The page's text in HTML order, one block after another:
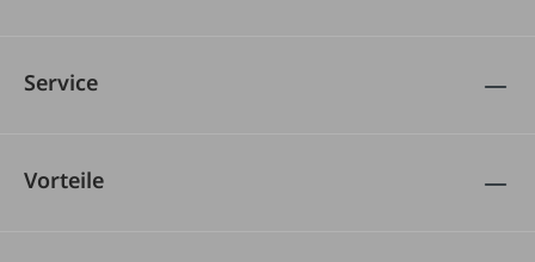
Service
Vorteile